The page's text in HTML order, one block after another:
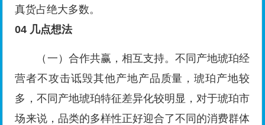
真货占绝大多数。
04 几点想法
（一）合作共赢，相互支持。不同产地琥珀经
营者不攻击诋毁其他产地产品质量，琥珀产地较
多，不同产地琥珀特征差异化较明显，对于琥珀市
场来说，品类的多样性正好迎合了不同的消费群体